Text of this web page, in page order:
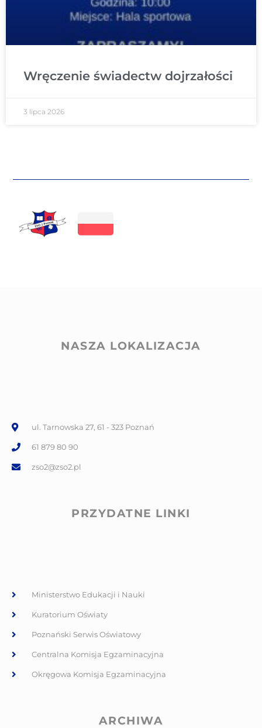
Wręczenie świadectw dojrzałości
3 lipca 2026
NASZA LOKALIZACJA
ul. Tarnowska 27, 61 - 323 Poznań
61 879 80 90
zso2@zso2.pl
PRZYDATNE LINKI
Ministerstwo Edukacji i Nauki
Kuratorium Oświaty
Poznański Serwis Oświatowy
Centralna Komisja Egzaminacyjna
Okręgowa Komisja Egzaminacyjna
ARCHIWA